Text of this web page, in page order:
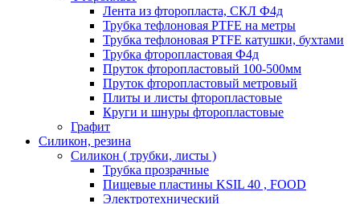
Лента из фторопласта, СКЛ Ф4д
Трубка тефлоновая PTFE на метры
Трубка тефлоновая PTFE катушки, бухтами
Трубка фторопластовая Ф4д
Пруток фторопластовый 100-500мм
Пруток фторопластовый метровый
Плиты и листы фторопластовые
Круги и шнуры фторопластовые
Графит
Силикон, резина
Силикон ( трубки, листы )
Трубка прозрачные
Пищевые пластины KSIL 40 , FOOD
Электротехнический